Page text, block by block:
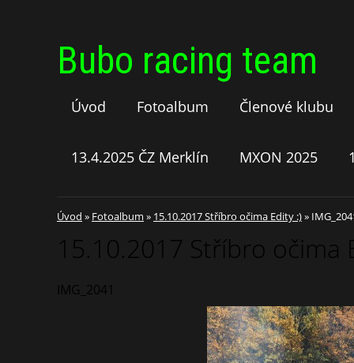
Bubo racing team
Úvod Fotoalbum Členové klubu
13.4.2025 ČZ Merklín MXON 2025
Úvod » Fotoalbum » 15.10.2017 Stříbro očima Edity :)»
15.10.2017 Stříbro očima
IMG_2041